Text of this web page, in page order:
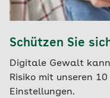
Schützen Sie
Digitale Gewalt
Risiko mit unseren
Einstellungen.